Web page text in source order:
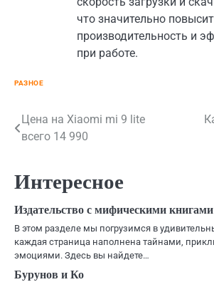
что значительно
производительность и
при работе.
РАЗНОЕ
Навигация
записям
Цена на Xiaomi mi 9 lite
всего 14 990
Интересное
Издательство с мифическими
В этом разделе мы погрузимся в
каждая страница наполнена тайнами,
эмоциями. Здесь вы найдете…
Бурунов и Ко